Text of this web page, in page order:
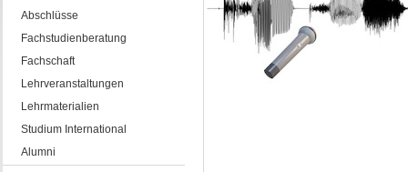
Abschlüsse
Fachstudienberatung
Fachschaft
Lehrveranstaltungen
Lehrmaterialien
Studium International
Alumni